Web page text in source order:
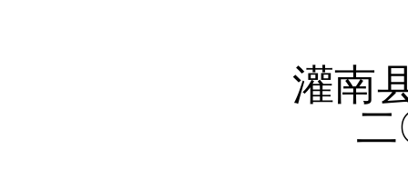
灌南
二